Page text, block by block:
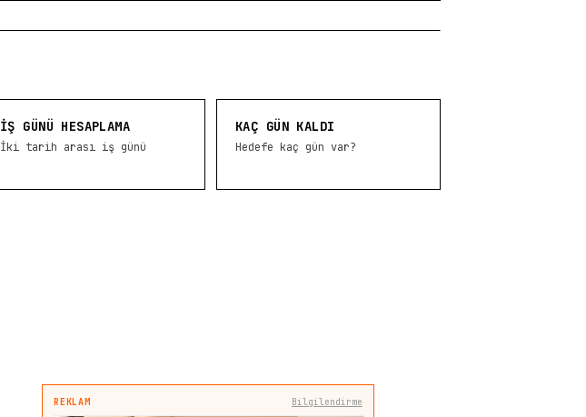
İŞ GÜNÜ HESAPLAMA
İki tarih arası iş günü
KAÇ GÜN KALDI
Hedefe kaç gün var?
REKLAM Bilgilendirme